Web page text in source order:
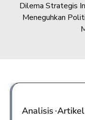
Dilema Strategis
Meneguhkan
Analisis Artikel